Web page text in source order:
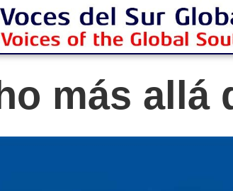
más allá